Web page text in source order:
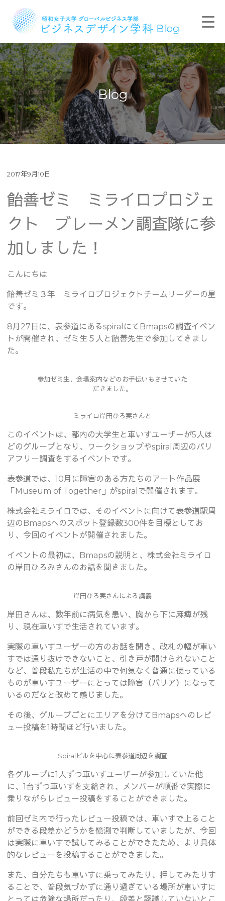
Blog
2017年9月10日
飴善ゼミ ミライロプロジェ
クト ブレーメン調査隊に参
加しました！
こんにちは
飴善ゼミ３年 ミライロプロジェクトチームリーダーの星
です。
8月27日に、表参道にあるspiralにてBmapsの調査イベン
トが開催され、ゼミ生５人と飴善先生で参加してきまし
た。
参加ゼミ生、会場案内などのお手伝いもさせていた
だきました。
ミライロ岸田ひろ実さんと
このイベントは、都内の大学生と車いすユーザーが5人ほ
どのグループとなり、ワークショップやspiral周辺のバリ
アフリー調査をするイベントです。
表参道では、10月に障害のある方たちのアート作品展
「Museum of Together」がspiralで開催されます。
株式会社ミライロでは、そのイベントに向けて表参道駅周
辺のBmapsへのスポット登録数300件を目標としてお
り、今回のイベントが開催されました。
イベントの最初は、Bmapsの説明と、株式会社ミライロ
の岸田ひろみさんのお話を聞きました。
岸田ひろ実さんによる講義
岸田さんは、数年前に病気を患い、胸から下に麻痺が残
り、現在車いすで生活されています。
実際の車いすユーザーの方のお話を聞き、改札の幅が車い
すでは通り抜けできないこと、引き戸が開けられないこと
など、普段私たちが生活の中で何気なく普通に使っている
ものが車いすユーザーにとっては障害（バリア）になって
いるのだなと改めて感じました。
その後、グループごとにエリアを分けてBmapsへのレビ
ュー投稿を1時間ほど行いました。
Spiralビルを中心に表参道周辺を調査
各グループに1人ずつ車いすユーザーが参加していた他
に、1台ずつ車いすを支給され、メンバーが順番で実際に
乗りながらレビュー投稿をすることができました。
前回ゼミ内で行ったレビュー投稿では、車いすで上ること
ができる段差かどうかを憶測で判断していましたが、今回
は実際に車いすで試してみることができたため、より具体
的なレビューを投稿することができました。
また、自分たちも車いすに乗ってみたり、押してみたりす
ることで、普段気づかずに通り過ぎている場所が車いすに